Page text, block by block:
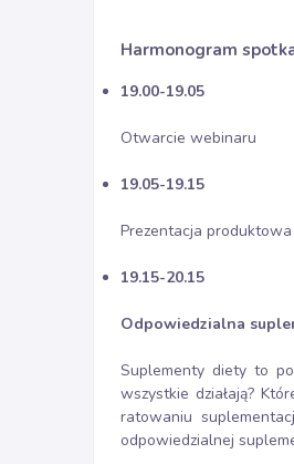
Harmonogram
19.00-19.05
Otwarcie webinaru
19.05-19.15
Prezentacja produktowa
19.15-20.15
Odpowiedzialna
Suplementy diety to
wszystkie działają?
ratowaniu
odpowiedzialnej